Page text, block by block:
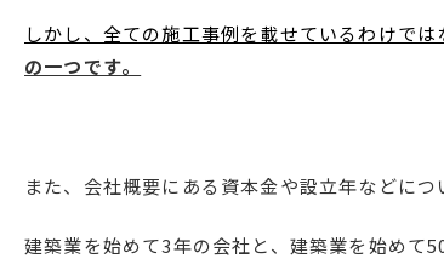
しかし、全ての施工事例を載せているわけでは
の一つです。
また、会社概要にある資本金や設立年などにつ
建築業を始めて3年の会社と、建築業を始めて